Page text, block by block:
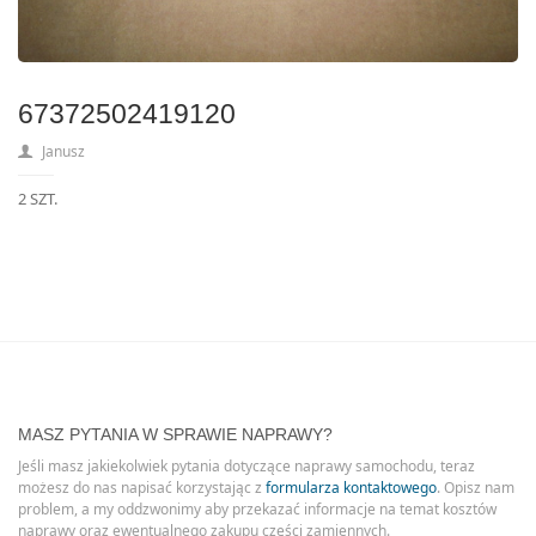
67372502419120
Janusz
2 SZT.
MASZ PYTANIA W SPRAWIE NAPRAWY?
Jeśli masz jakiekolwiek pytania dotyczące naprawy samochodu, teraz
możesz do nas napisać korzystając z formularza kontaktowego. Opisz nam
problem, a my oddzwonimy aby przekazać informacje na temat kosztów
naprawy oraz ewentualnego zakupu części zamiennych.